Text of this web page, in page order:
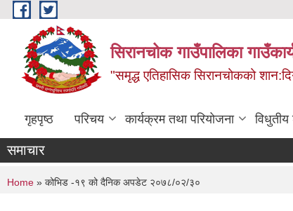
Skip to main content
सिरानचोक गाउँपालिका
"समृद्ध एतिहासिक सिरानचोकको
गृहपृष्ठ परिचय कार्यक्रम तथा परियोजना
समाचार
You are here
Home » कोभिड -१९ को दैनिक अपडेट २०७८/०२/३०